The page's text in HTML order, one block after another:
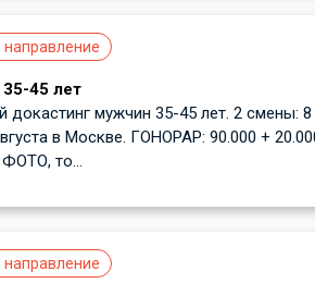
направление
45 лет
докастинг мужчин 35-45 лет. 2 смены: 8
в Москве. ГОНОРАР: 90.000 +
ФОТО, то...
направление